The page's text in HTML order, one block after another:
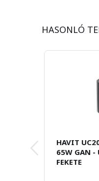
HASONLÓ
HAVIT
65W GAN -
FEKETE